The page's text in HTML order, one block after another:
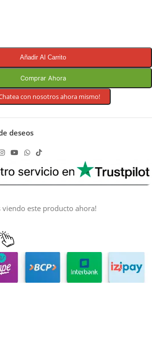
Añadir Al Carrito
Comprar Ahora
con nosotros ahora mismo!
deseos
viendo este producto ahora!